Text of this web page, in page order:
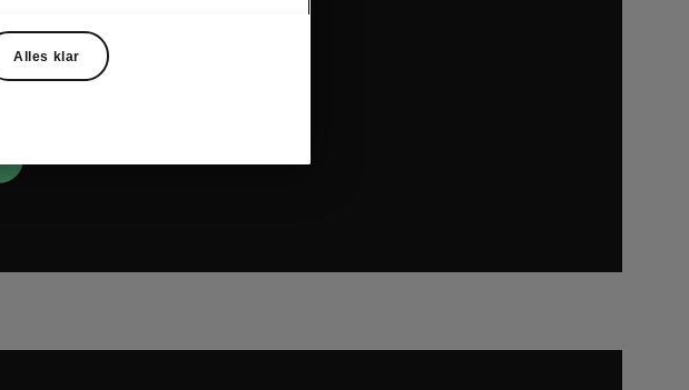
dieses Anbieters
Alles klar